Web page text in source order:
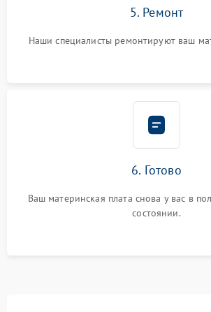
5. Ремонт
Наши специалисты ремонтируют ваш
6. Готово
Ваш материнская плата снова у вас в
состоянии.